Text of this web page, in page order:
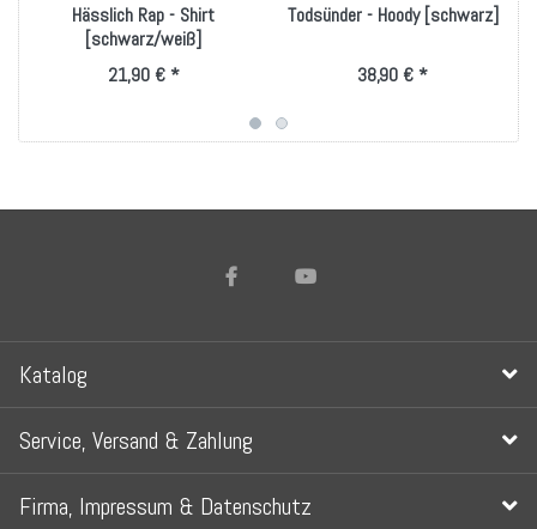
Hässlich Rap - Shirt
[schwarz/weiß]
21,90 € *
Todsünder - Hoody [schwarz]
38,90 € *
Katalog
Service, Versand & Zahlung
Firma, Impressum & Datenschutz